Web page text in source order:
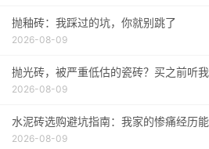
抛釉砖：我踩过的坑，你就别跳了
2026-08-09
抛光砖，被严重低估的瓷砖？买之前听我
2026-08-09
水泥砖选购避坑指南：我家的惨痛经历
2026-08-09